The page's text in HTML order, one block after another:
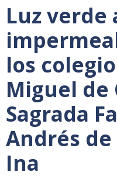
Luz verde
los
Miguel de
Sagrada
Andrés de
Ina